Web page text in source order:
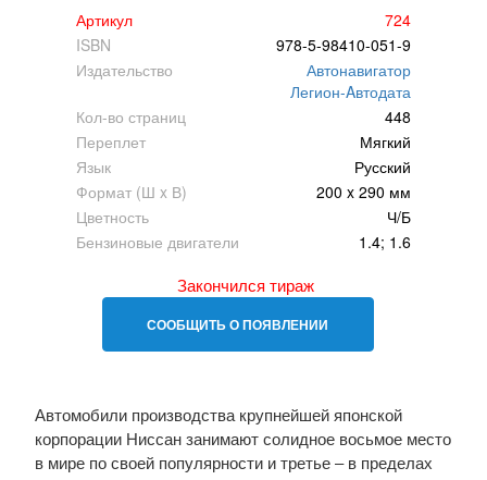
Артикул
724
ISBN
978-5-98410-051-9
Издательство
Автонавигатор
Легион-Aвтодата
Кол-во страниц
448
Переплет
Мягкий
Язык
Русский
Формат (Ш x В)
200 x 290 мм
Цветность
Ч/Б
Бензиновые двигатели
1.4; 1.6
Закончился тираж
СООБЩИТЬ О ПОЯВЛЕНИИ
Автомобили производства крупнейшей японской
корпорации Ниссан занимают солидное восьмое место
в мире по своей популярности и третье – в пределах